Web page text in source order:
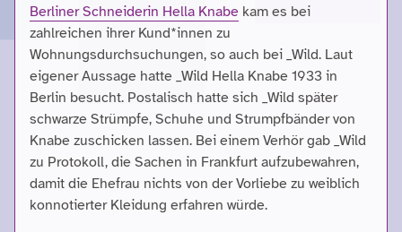
Berliner Schneiderin Hella Knabe kam es bei
zahlreichen ihrer Kund*innen zu
Wohnungsdurchsuchungen, so auch bei _Wild. Laut
eigener Aussage hatte _Wild Hella Knabe 1933 in
Berlin besucht. Postalisch hatte sich _Wild später
schwarze Strümpfe, Schuhe und Strumpfbänder von
Knabe zuschicken lassen. Bei einem Verhör gab _Wild
zu Protokoll, die Sachen in Frankfurt aufzubewahren,
damit die Ehefrau nichts von der Vorliebe zu weiblich
konnotierter Kleidung erfahren würde.